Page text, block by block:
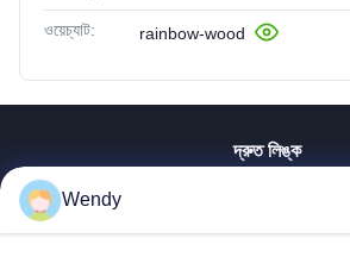
ওয়েচ্যাট: rainbow-wood
দ্রুত লিঙ্ক
Wendy